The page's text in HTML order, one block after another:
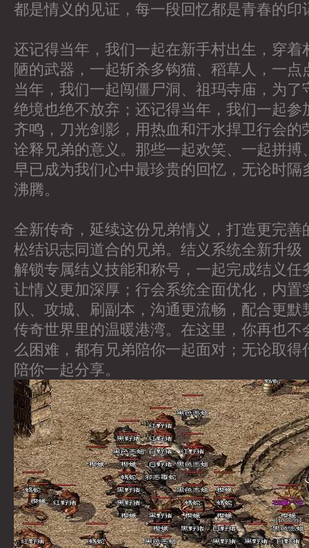
都是情义的见证，每一段回忆都是青春的印
还记得当年，我们一起在新手村出生，穿着
陋的武器，一起斩杀多钩猫、稻草人，一点
当年，我们一起闯僵尸洞、祖玛寺庙，为了
绝境也绝不放弃；还记得当年，我们一起参
齐鸣，刀光剑影，用热血和汗水捍卫行会的
诠释兄弟的意义。那些一起欢笑、一起拼搏
早已成为我们心中最珍贵的回忆，无论时隔
沸腾。
全新传奇，延续这份兄弟情义，打造更完善
松结识志同道合的兄弟。结义系统全新升级
解锁专属结义技能和称号，一起完成结义任
让情义更加深厚；行会系统全面优化，内置
队、攻城、刷副本，沟通更流畅，配合更默
传奇世界里的温暖港湾。在这里，你再也不
么困难，都有兄弟陪你一起面对；无论取得
陪你一起分享。